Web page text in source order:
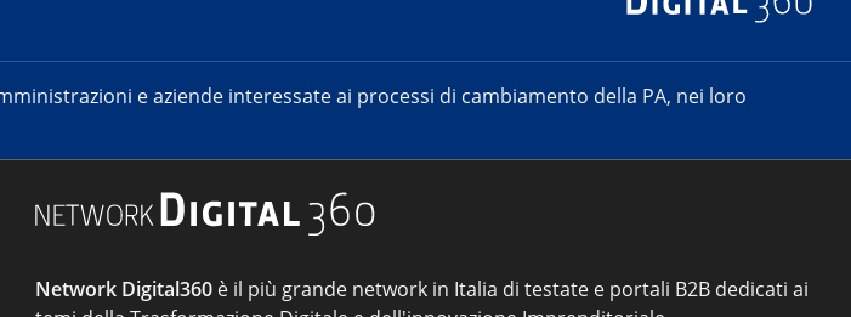
e aziende interessate ai processi di cambiamento della PA, nei loro
Network Digital360 è il più grande network in Italia di testate e portali B2B dedicati ai